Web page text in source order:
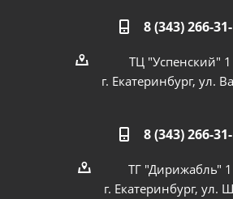
8 (343) 266-
ТЦ "Успенский" 1
г. Екатеринбург, ул.
8 (343) 266-
ТГ "Дирижабль"
г. Екатеринбург, ул.